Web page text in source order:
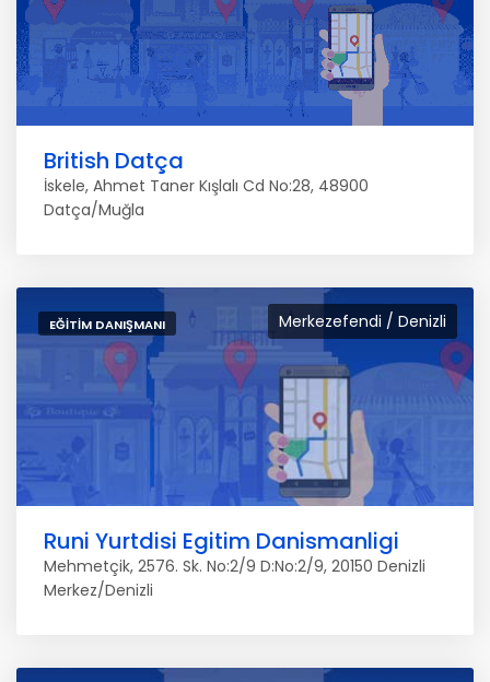
British Datça
İskele, Ahmet Taner Kışlalı Cd No:28, 48900
Datça/Muğla
Merkezefendi / Denizli
EĞITIM DANIŞMANI
Runi Yurtdisi Egitim Danismanligi
Mehmetçik, 2576. Sk. No:2/9 D:No:2/9, 20150 Denizli
Merkez/Denizli